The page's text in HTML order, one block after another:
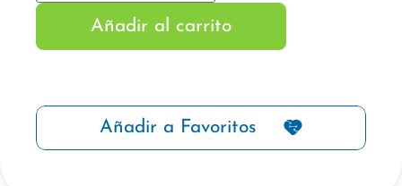
Añadir al carrito
Añadir a Favoritos